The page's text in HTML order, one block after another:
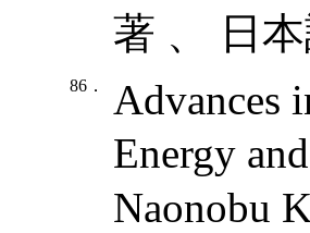
著 、 日
86．
Advances
Energy
Naonobu